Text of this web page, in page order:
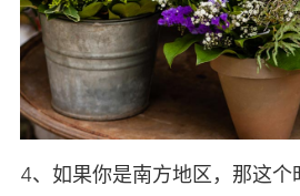
4、如果你是南方地区，那这